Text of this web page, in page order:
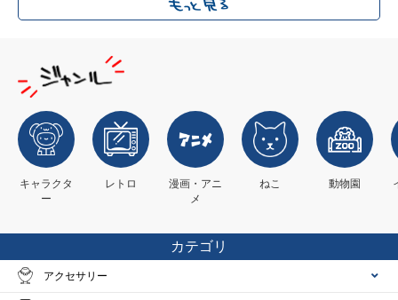
キャラクタ
ー
レトロ
漫画・アニ
メ
ねこ 動物園
カテゴリ
アクセサリー